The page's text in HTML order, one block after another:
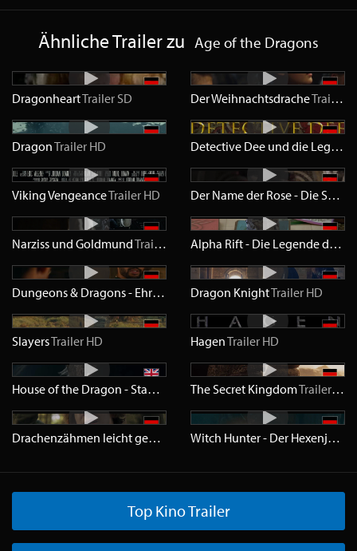
Ähnliche Trailer zu Age of the Dragons
DragonheartTrailer SD Der WeihnachtsdracheTrailer
DragonTrailer HD Detective Dee und die Legende der vier himmlischen Könige
Viking VengeanceTrailer HD Der Name der Rose - Die Serie
Narziss und GoldmundTrailer Alpha Rift - Die Legende des Magischen Helms
Dungeons & Dragons - Ehre unter Dieben Trailer HD
Dragon KnightTrailer HD
SlayersTrailer HD HagenTrailer HD
House of the Dragon - Staffel 2 TrailerHD
The Secret KingdomTrailerHD
Drachenzähmen leicht gemacht TrailerHD Witch Hunter - Der Hexenjäger
Top Kino Trailer